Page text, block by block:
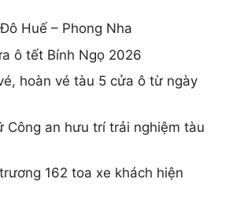
Huế – Phong Nha
ô tết Bính Ngọ 2026
hoàn vé tàu 5 cửa ô từ ngày
Công an hưu trí trải nghiệm tàu
162 toa xe khách hiện